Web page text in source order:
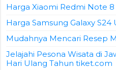
Harga Xiaomi Redmi Note
Harga Samsung Galaxy S24
Mudahnya Mencari Resep
Jelajahi Pesona Wisata di
Hari Ulang Tahun tiket.com